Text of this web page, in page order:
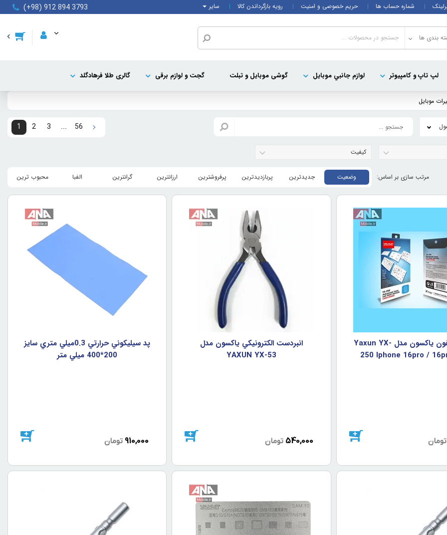
شماره حساب ها حریم خصوصی و امنیت رویه بازگرداندن کالا سایر (+98) 912 894 3793
بندی ها
لپ تاپ و کامپيوتر لوازم جانبي موبایل گوشی موبایل و تبلت گجت و لوازم برقی گالری طلا فرهادگلد
موبایل
1 2 3 ... 56
کیفیت
وضعیت جدیدترین پربازدیدترین پرفروشترین ارزانترین گرانترین الفبا محبوب ترین
شابلون آيفون ياکسون مدل Yaxun YX-
250 Iphone 16pro /
تومان
انبردست الکترونيکي ياکسون مدل
YAXUN YX-53
540,000 تومان
پد سيليکوني حرارتي 0.3ميلي متري سايز
200*400 ميلي متر
910,000 تومان